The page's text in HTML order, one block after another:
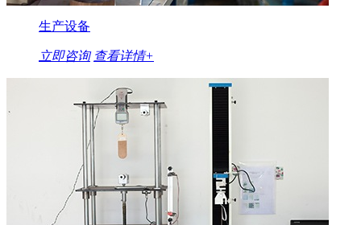
生产设备
立即咨询 查看详情+